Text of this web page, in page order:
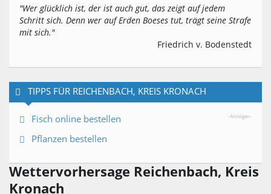
"Wer glücklich ist, der ist auch gut, das zeigt auf jedem
Schritt sich. Denn wer auf Erden Boeses tut, trägt seine Strafe
mit sich."
Friedrich v. Bodenstedt
TIPPS FÜR REICHENBACH, KREIS KRONACH
-Anzeigen-
Fisch online bestellen
Pflanzen bestellen
Wettervorhersage Reichenbach, Kreis
Kronach